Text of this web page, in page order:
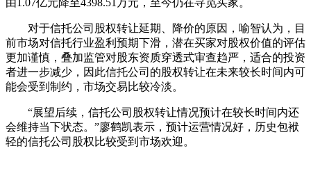
对于信托公司股权转让延期、降价的原因，喻智认为，目
前市场对信托行业盈利预期下滑，潜在买家对股权价值的评估
更加谨慎，叠加监管对股东资质穿透式审查趋严，适合的投资
者进一步减少，因此信托公司的股权转让在未来较长时间内可
能会受到制约，市场交易比较冷淡。
“展望后续，信托公司股权转让情况预计在较长时间内还
会维持当下状态。”廖鹤凯表示，预计运营情况好，历史包袱
轻的信托公司股权比较受到市场欢迎。